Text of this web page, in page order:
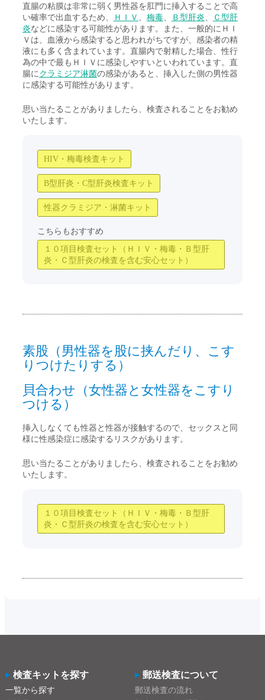
直腸の粘膜は非常に弱く男性器を肛門に挿入することで高
い確率で出血するため、
ＨＩＶ 、 梅毒、 Ｂ型肝炎、
Ｃ型肝
炎などに感染する可能性があります。また、一般的にＨＩ
Ｖは、血液から感染すると思われがちですが、感染者の精
液にも多く含まれています。直腸内で射精した場合、性行
為の中で最もＨＩＶに感染しやすいといわれています。直
腸にクラミジア淋菌の感染があると、挿入した側の男性器
に感染する可能性があります。
思い当たることがありましたら、検査されることをお勧め
いたします。
HIV・梅毒検査キット
B型肝炎・C型肝炎検査キット
性器クラミジア・淋菌キット
こちらもおすすめ
１０項目検査セット（ＨＩＶ・梅毒・Ｂ型肝
炎・Ｃ型肝炎の検査を含む安心セット）
素股（男性器を股に挟んだり、こす
りつけたりする）
貝合わせ（女性器と女性器をこすり
つける）
挿入しなくても性器と性器が接触するので、セックスと同
様に性感染症に感染するリスクがあります。
思い当たることがありましたら、検査されることをお勧め
いたします。
１０項目検査セット（ＨＩＶ・梅毒・Ｂ型肝
炎・Ｃ型肝炎の検査を含む安心セット）
検査キットを探す
一覧から探す
郵送検査について
郵送検査の流れ